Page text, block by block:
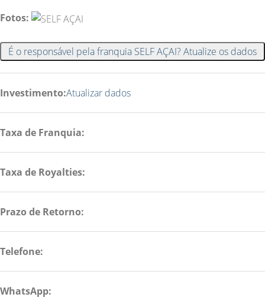
Fotos:
É o responsável pela franquia SELF AÇAI? Atualize os dados
Investimento:Atualizar dados
Taxa de Franquia:
Taxa de Royalties:
Prazo de Retorno:
Telefone:
WhatsApp: